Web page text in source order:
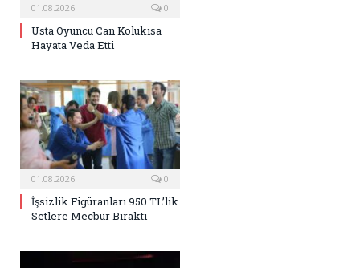
01.08.2026 0
Usta Oyuncu Can Kolukısa
Hayata Veda Etti
01.08.2026 0
İşsizlik Figüranları 950 TL’lik
Setlere Mecbur Bıraktı